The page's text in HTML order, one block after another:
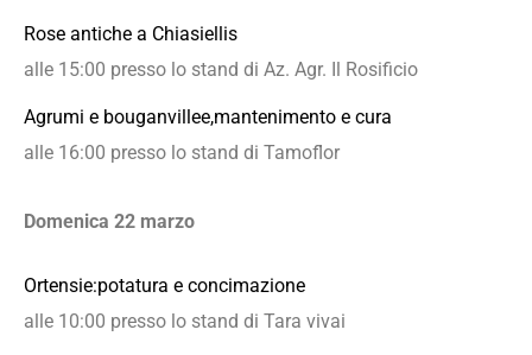
Rose antiche a Chiasiellis
alle 15:00 presso lo stand di Az. Agr. Il Rosificio
Agrumi e bouganvillee,mantenimento e cura
alle 16:00 presso lo stand di Tamoflor
Domenica 22 marzo
Ortensie:potatura e concimazione
alle 10:00 presso lo stand di Tara vivai